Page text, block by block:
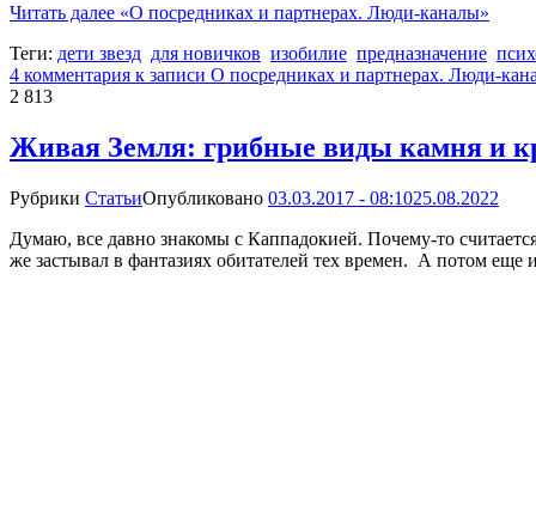
Читать далее «О посредниках и партнерах. Люди-каналы»
Теги: дети звезд для новичков изобилие предназначение
4 комментария к записи О посредниках и партнерах. Люди-
2 813
Живая Земля: грибные виды камня и
Рубрики СтатьиОпубликовано 03.03.2017 - 08:1025.08.2022
Думаю, все давно знакомы с Каппадокией. Почему-то
же застывал в фантазиях обитателей тех времен. А потом